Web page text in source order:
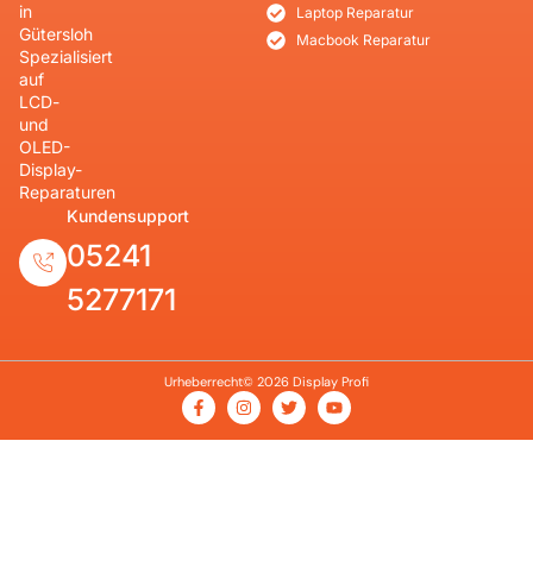
in
Gütersloh
Spezialisiert
auf
LCD-
und
OLED-
Display-
Reparaturen
Kundensupport
05241
5277171
Laptop Reparatur
Macbook Reparatur
Urheberrecht© 2026 Display Profi